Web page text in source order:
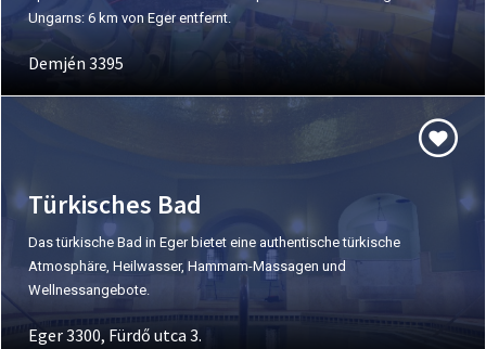
Ungarns: 6 km von Eger entfernt.
Demjén 3395
Türkisches Bad
Das türkische Bad in Eger bietet eine authentische türkische
Atmosphäre, Heilwasser, Hammam-Massagen und
Wellnessangebote.
Eger 3300, Fürdő utca 3.